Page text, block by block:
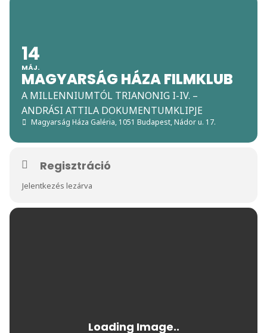
14
MÁJ.
MAGYARSÁG HÁZA FILMKLUB
A MILLENNIUMTÓL TRIANONIG I-IV. –
ANDRÁSI ATTILA DOKUMENTUMKLIPJE
Magyarság Háza Galéria, 1051 Budapest, Nádor u. 17.
Regisztráció
Jelentkezés lezárva